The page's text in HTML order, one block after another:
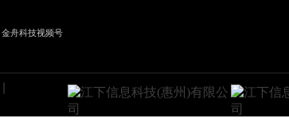
金舟科技视频号